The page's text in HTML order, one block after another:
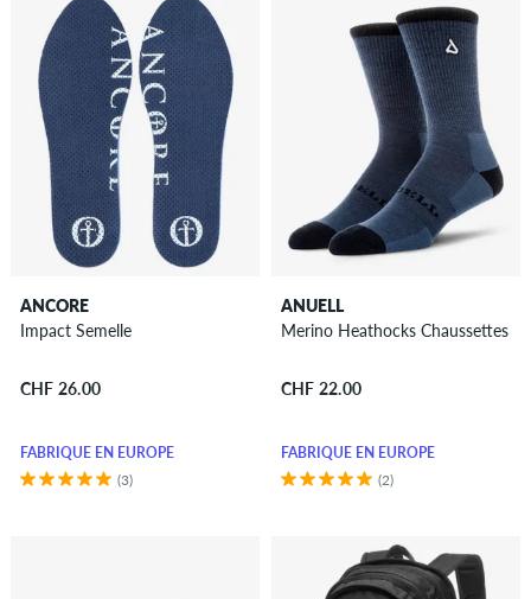
ANCORE
Impact Semelle
CHF 26.00
FABRIQUÉ EN EUROPE
(3)
ANUELL
Merino Heathocks Chaussettes
CHF 22.00
FABRIQUÉ EN EUROPE
(2)